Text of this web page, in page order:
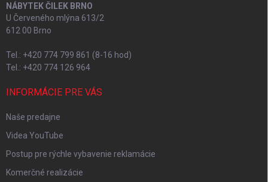
NÁBYTEK ČILEK BRNO
U Červeného mlýna 613/2
612 00 Brno
Tel.: +420 774 799 861 (8-16 hod)
Tel.: +420 774 126 964
INFORMÁCIE PRE VÁS
Naše predajne
Videa YouTube
Postup pre rýchle vybavenie reklamácie
Komerčné realizácie